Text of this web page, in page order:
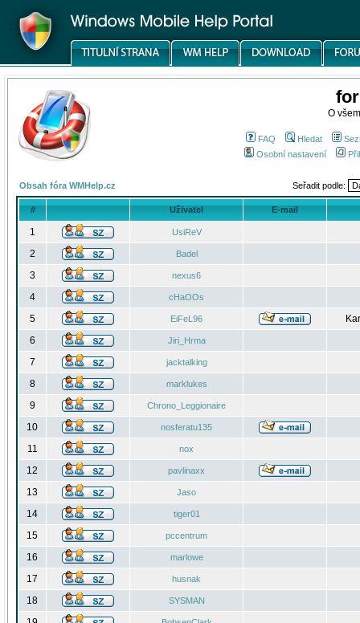
O
FAQ Hledat
Osobní nastavení
Obsah fóra WMHelp.cz Seřadit podle:
# Uživatel E-mail
1 UsiReV
2 Badel
3 nexus6
4 cHaOOs
5 EiFeL96
6
Jiri_Hrma
7 jacktalking
8 marklukes
9 Chrono_Leggionaire
10 nosferatu135
11 nox
12 pavlinaxx
13 Jaso
14 tiger01
15 pccentrum
16 marlowe
17 husnak
18 SYSMAN